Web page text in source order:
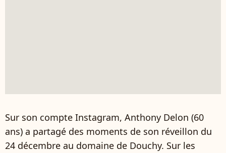
Sur son compte Instagram, Anthony Delon (60
ans) a partagé des moments de son réveillon du
24 décembre au domaine de Douchy. Sur les